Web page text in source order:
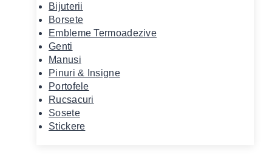
Bijuterii
Borsete
Embleme Termoadezive
Genti
Manusi
Pinuri & Insigne
Portofele
Rucsacuri
Sosete
Stickere